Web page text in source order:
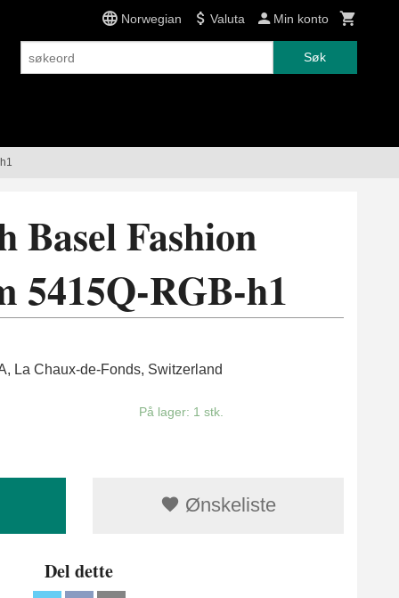
Norwegian Valuta Min konto
Søk
Basel Fashion
5415Q-RGB-h1
La Chaux-de-Fonds, Switzerland
På lager: 1 stk.
Ønskeliste
Del dette